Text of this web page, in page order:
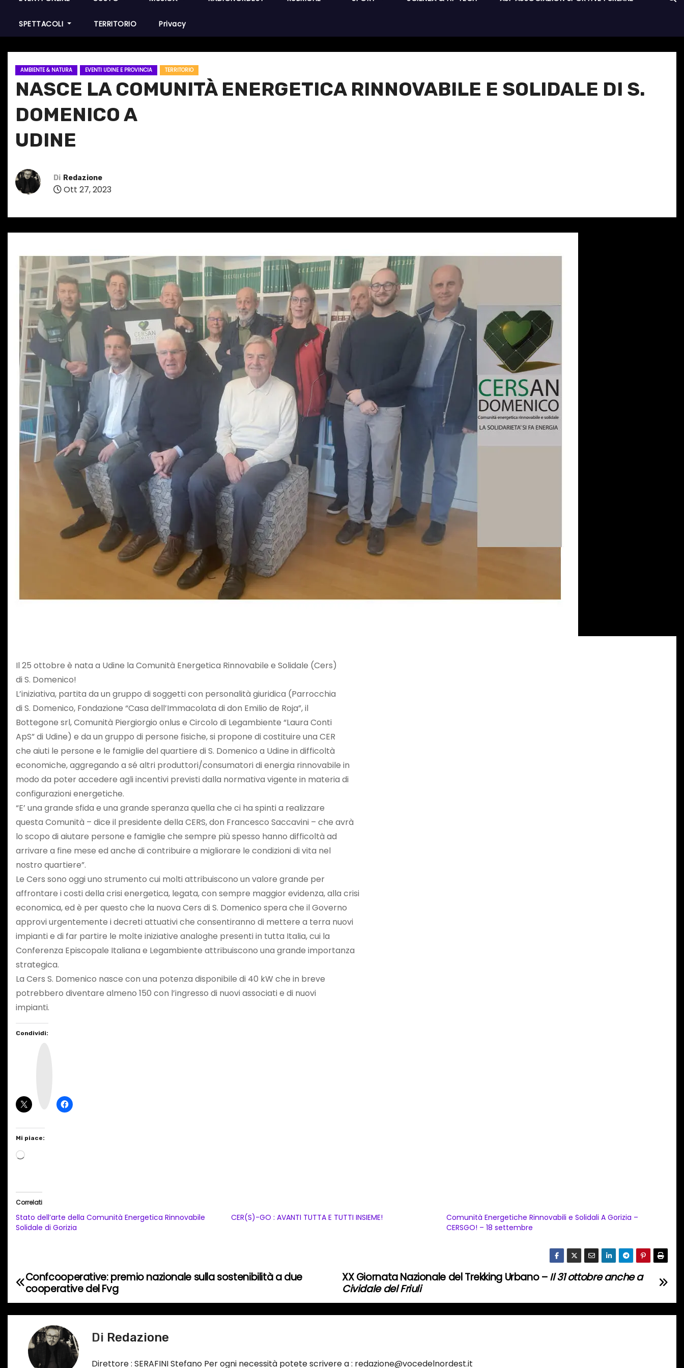
SPETTACOLI TERRITORIO Privacy
AMBIENTE & NATURA EVENTI UDINE E PROVINCIA TERRITORIO
NASCE LA COMUNITÀ ENERGETICA RINNOVABILE E SOLIDALE DI S.
DOMENICO A
UDINE
Di Redazione
Ott 27, 2023
Il 25 ottobre è nata a Udine la Comunità Energetica Rinnovabile e Solidale (Cers)
di S. Domenico!
L’iniziativa, partita da un gruppo di soggetti con personalità giuridica (Parrocchia
di S. Domenico, Fondazione “Casa dell’Immacolata di don Emilio de Roja”, il
Bottegone srl, Comunità Piergiorgio onlus e Circolo di Legambiente “Laura Conti
ApS” di Udine) e da un gruppo di persone fisiche, si propone di costituire una CER
che aiuti le persone e le famiglie del quartiere di S. Domenico a Udine in difficoltà
economiche, aggregando a sé altri produttori/consumatori di energia rinnovabile in
modo da poter accedere agli incentivi previsti dalla normativa vigente in materia di
configurazioni energetiche.
“E’ una grande sfida e una grande speranza quella che ci ha spinti a realizzare
questa Comunità – dice il presidente della CERS, don Francesco Saccavini – che avrà
lo scopo di aiutare persone e famiglie che sempre più spesso hanno difficoltà ad
arrivare a fine mese ed anche di contribuire a migliorare le condizioni di vita nel
nostro quartiere”.
Le Cers sono oggi uno strumento cui molti attribuiscono un valore grande per
affrontare i costi della crisi energetica, legata, con sempre maggior evidenza, alla crisi
economica, ed è per questo che la nuova Cers di S. Domenico spera che il Governo
approvi urgentemente i decreti attuativi che consentiranno di mettere a terra nuovi
impianti e di far partire le molte iniziative analoghe presenti in tutta Italia, cui la
Conferenza Episcopale Italiana e Legambiente attribuiscono una grande importanza
strategica.
La Cers S. Domenico nasce con una potenza disponibile di 40 kW che in breve
potrebbero diventare almeno 150 con l’ingresso di nuovi associati e di nuovi
impianti.
Condividi:
Mi piace:
C
a
t
c
o
Correlati
Stato dell’arte della Comunità Energetica Rinnovabile
Solidale di Gorizia
CER(S)-GO : AVANTI TUTTA E TUTTI INSIEME!
Comunità Energetiche Rinnovabili e Solidali A Gorizia –
CERSGO! – 18 settembre
N
a
XX Giornata Nazionale del Trekking Urbano –Il 31 ottobre anche a
Cividale del Friuli
Confcooperative: premio nazionale sulla sostenibilità a due
cooperative del Fvg
Di Redazione
Direttore : SERAFINI Stefano Per ogni necessità potete scrivere a : redazione@vocedelnordest.it